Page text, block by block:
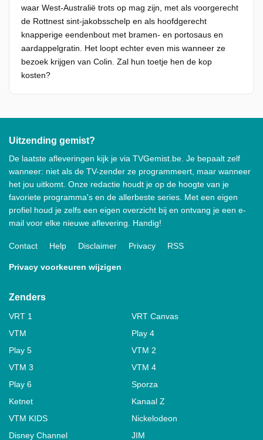
waar West-Australië trots op mag zijn, met als voorgerecht
de Rottnest sint-jakobsschelp en als hoofdgerecht
knapperige eendenbout met bramen- en portosaus en
aardappelgratin. Het loopt echter even mis wanneer ze
bezoek krijgen van Colin. Zal hun toetje hen de kop
kosten?
Uitzending gemist?
De laatste afleveringen kijk je via TVGemist.be. Je bepaalt zelf
wanneer: niet als de TV-zender ze programmeert, maar wanneer
het jou uitkomt. Onze redactie houdt je op de hoogte van je
favoriete programma's en de allerbeste series. Met een eigen
profiel houd je zelfs een eigen overzicht bij en ontvang je een e-
mail voor elke nieuwe aflevering. Handig!
Contact Help Disclaimer Privacy RSS
Privacy voorkeuren wijzigen
Zenders
VRT 1
VRT Canvas
VTM
Play 4
Play 5
VTM 2
VTM 3
VTM 4
Play 6
Sporza
Ketnet
Kanaal Z
VTM KIDS
Nickelodeon
Disney Channel
JIM